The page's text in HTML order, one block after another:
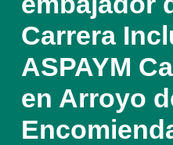
Carrera
ASPAYM
en Arroyo